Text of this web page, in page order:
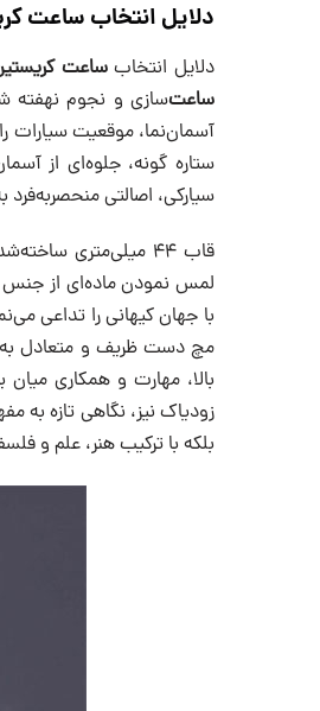
دلایل انتخاب ساعت
دلایل انتخابساعت
ساعت‌سازی و نجوم نهفته
آسمان‌نما، موقعیت سیارات
ستاره‌ گونه، جلوه‌ای از
سیارکی، اصالتی
قاب ۴۴ میلی‌متری ساخته‌شده از شهاب‌سنگ در این مدل
لمس نمودن ماده‌ای از جنس
با جهان کیهانی را تداعی می‌نماید. در
بالا، مهارت و همکاری میان
زودیاک نیز، نگاهی تازه به
بلکه با ترکیب هنر، علم و